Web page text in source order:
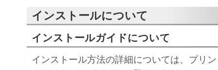
キヤノン、キヤノンの子会社、関係会社、
理店および販売店、並びにキヤノンのライ
客様による「本ソフトウェア」の使用を支
よび「本ソフトウェア」に対してアップデ
インストールについて
インストールガイドについて
インストール方法の詳細については、プリ